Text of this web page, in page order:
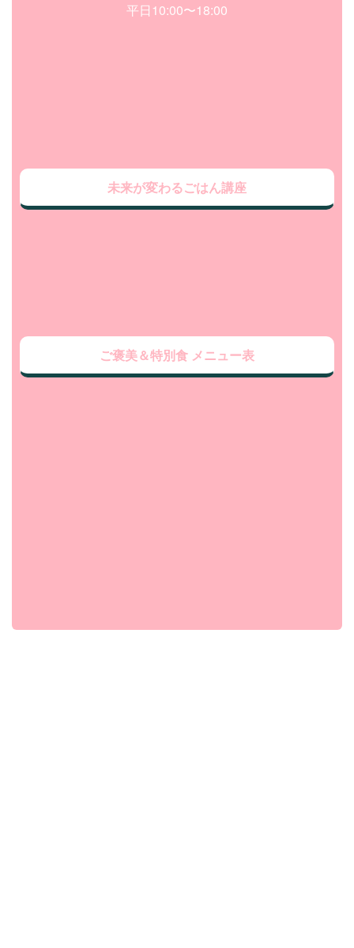
平日10:00〜18:00
未来が変わるごはん講座
ご褒美＆特別食 メニュー表